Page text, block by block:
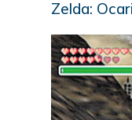
Zelda: